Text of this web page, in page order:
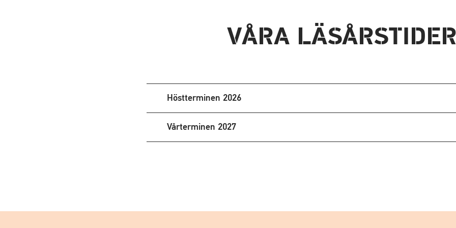
VÅRA
Höstterminen 2026
Vårterminen 2027